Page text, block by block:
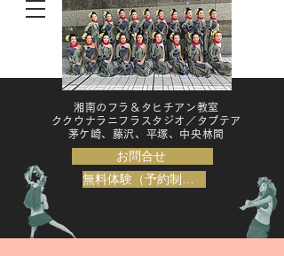
湘南のフラ＆タヒチアン教室
ククウナラニフラスタジオ／タプテア
​茅ケ崎、藤沢、平塚、中央林間
お問合せ
無料体験（予約制）はこちら